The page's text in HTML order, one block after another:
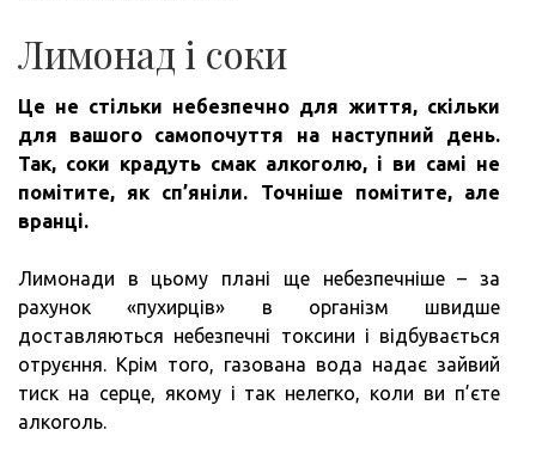
Лимонад і соки
Це не стільки небезпечно для життя, скільки
для вашого самопочуття на наступний день.
Так, соки крадуть смак алкоголю, і ви самі не
помітите, як сп’яніли.
Точніше помітите, але
вранці.
Лимонади в цьому плані ще небезпечніше – за
рахунок «пухирців» в організм швидше
доставляються небезпечні токсини і відбувається
отруєння. Крім того, газована вода надає зайвий
тиск на серце, якому і так нелегко, коли ви п’єте
алкоголь.